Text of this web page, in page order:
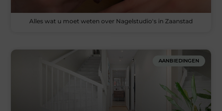
Alles wat u moet weten over Nagelstudio's in Zaanstad
AANBIEDINGEN